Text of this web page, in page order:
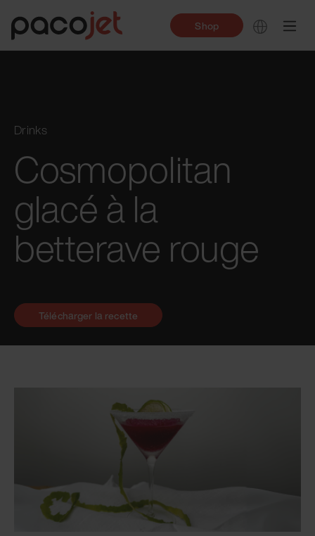
Shop
Drinks
Cosmopolitan
glacé à la
betterave rouge
Télécharger la recette